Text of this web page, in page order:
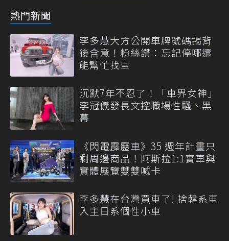
熱門新聞
李多慧大方公開車牌號碼揭背
後含意！粉絲讚：忘記停哪還
能幫忙找車
沉默7年不忍了！「車界女神」
李冠儀發長文控職場性騷、黑
幕
《閃電霹靂車》35 週年計畫只
剩周邊商品！阿斯拉1:1實車與
實體展覽雙雙喊卡
李多慧在台灣買車了! 捨韓系車
入主日系個性小車